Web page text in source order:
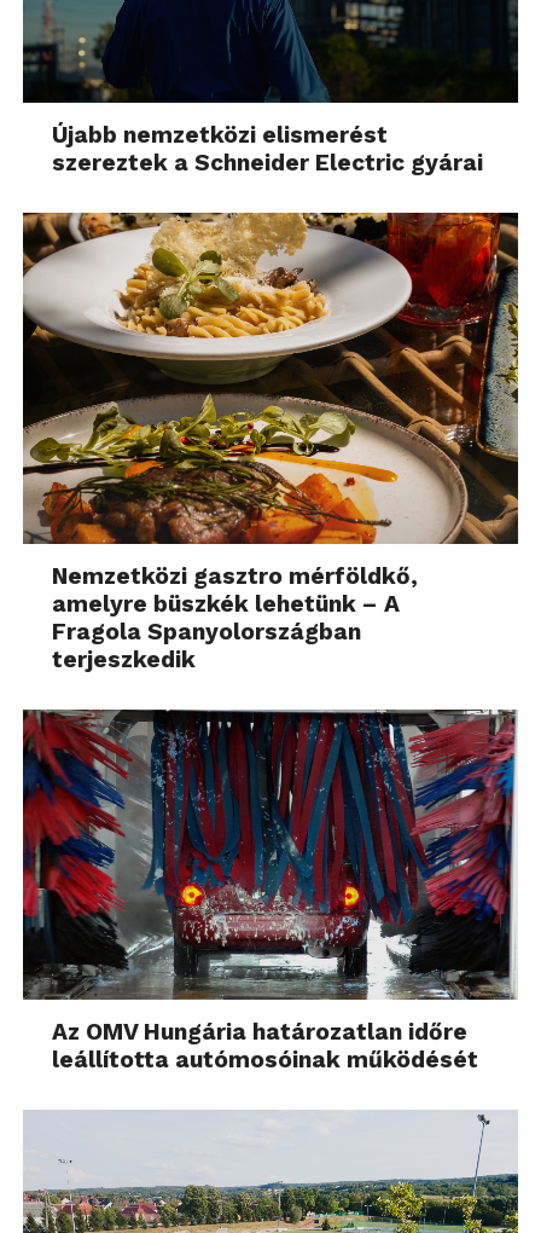
Újabb nemzetközi elismerést
szereztek a Schneider Electric gyárai
Nemzetközi gasztro mérföldkő,
amelyre büszkék lehetünk – A
Fragola Spanyolországban
terjeszkedik
Az OMV Hungária határozatlan időre
leállította autómosóinak működését